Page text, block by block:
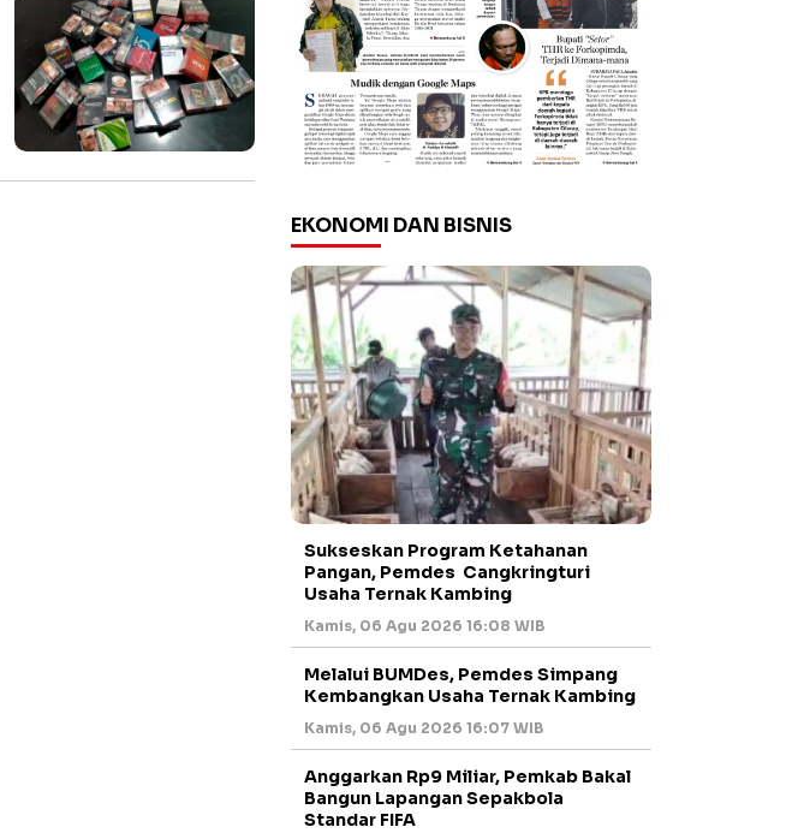
EKONOMI DAN BISNIS
Sukseskan Program Ketahanan
Pangan, Pemdes Cangkringturi
Usaha Ternak Kambing
Kamis, 06 Agu 2026 16:08 WIB
Melalui BUMDes, Pemdes Simpang
Kembangkan Usaha Ternak Kambing
Kamis, 06 Agu 2026 16:07 WIB
Anggarkan Rp9 Miliar, Pemkab Bakal
Bangun Lapangan Sepakbola
Standar FIFA